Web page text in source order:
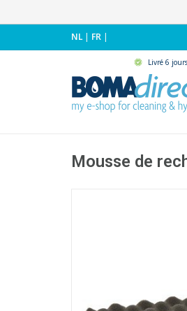
NL| FR |
Livré 6
Mousse de